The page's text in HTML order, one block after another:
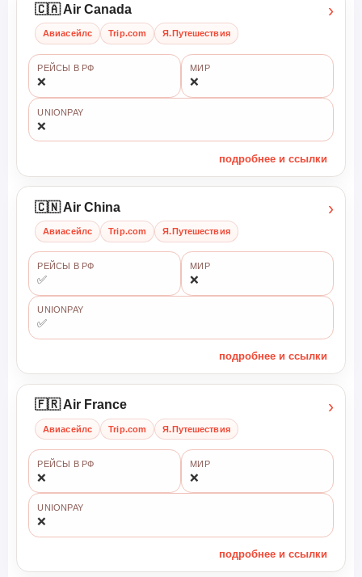
🇨🇦 Air Canada
Авиасейлс Trip.com Я.Путешествия
›
РЕЙСЫ В РФ
❌
МИР
❌
UNIONPAY
❌
подробнее и ссылки
🇨🇳 Air China
Авиасейлс Trip.com Я.Путешествия
›
РЕЙСЫ В РФ
✅
МИР
❌
UNIONPAY
✅
подробнее и ссылки
🇫🇷 Air France
Авиасейлс Trip.com Я.Путешествия
›
РЕЙСЫ В РФ
❌
МИР
❌
UNIONPAY
❌
подробнее и ссылки